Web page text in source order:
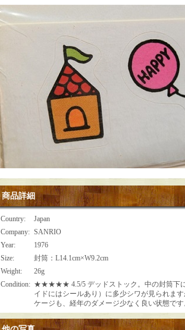
商品詳細
Country:
Japan
Company: SANRIO
Year:
1976
Size:
封筒：L14.1cm×W9.2cm
Weight:
26g
Condition: ★★★★★ 4.5/5 デッドストック。中の封筒下に
イドにはシールあり）に多少シワが見られま
ケージも、経年のダメージ少なく良い状態です